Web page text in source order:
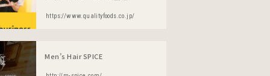
https://www.qualityfoods.co.jp/
Men’s Hair SPICE